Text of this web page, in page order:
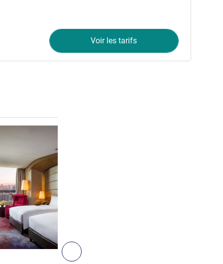
Voir les tarifs
Suivant - Chambre